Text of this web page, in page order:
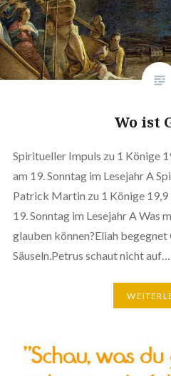
Wo ist
Spiritueller Impuls zu 1 Könige
am 19. Sonntag im Lesejahr A
Patrick Martin zu 1 Könige 19,9
19. Sonntag im Lesejahr A Was
glauben können?Eliah
Säuseln.Petrus schaut nicht auf…